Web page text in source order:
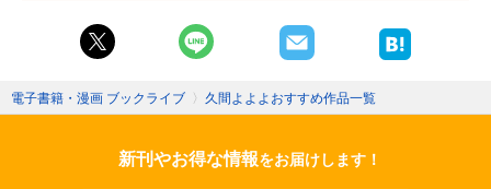
電子書籍・漫画 ブックライブ 〉 久間よよよおすすめ作品一覧
新刊やお得な情報をお届けします！